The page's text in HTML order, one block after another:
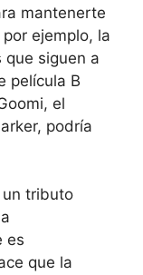
mantenerte
ejemplo, la
siguen a
película B
el
podría
un tributo
es
que la